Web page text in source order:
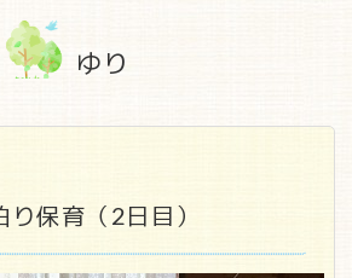
ゆり
り保育（2日目）